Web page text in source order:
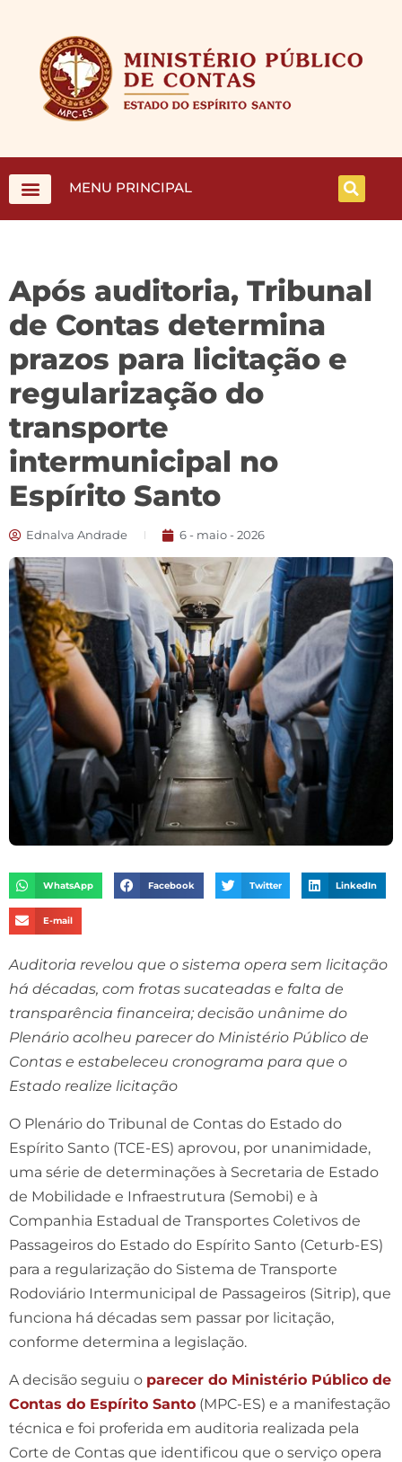
MENU PRINCIPAL
Após auditoria, Tribunal
de Contas determina
prazos para licitação e
regularização do
transporte
intermunicipal no
Espírito Santo
Ednalva Andrade 6 - maio - 2026
WhatsApp Facebook Twitter LinkedIn
E-mail
Auditoria revelou que o sistema opera sem licitação
há décadas, com frotas sucateadas e falta de
transparência financeira; decisão unânime do
Plenário acolheu parecer do Ministério Público de
Contas e estabeleceu cronograma para que o
Estado realize licitação
O Plenário do Tribunal de Contas do Estado do
Espírito Santo (TCE-ES) aprovou, por unanimidade,
uma série de determinações à Secretaria de Estado
de Mobilidade e Infraestrutura (Semobi) e à
Companhia Estadual de Transportes Coletivos de
Passageiros do Estado do Espírito Santo (Ceturb-ES)
para a regularização do Sistema de Transporte
Rodoviário Intermunicipal de Passageiros (Sitrip), que
funciona há décadas sem passar por licitação,
conforme determina a legislação.
A decisão seguiu o parecer do Ministério Público de
Contas do Espírito Santo (MPC-ES) e a manifestação
técnica e foi proferida em auditoria realizada pela
Corte de Contas que identificou que o serviço opera